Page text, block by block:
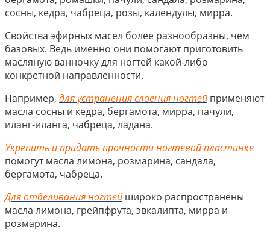
сосны, кедра, чабреца, розы, календулы, мирра.
Свойства эфирных масел более разнообразны, чем
базовых. Ведь именно они помогают приготовить
масляную ванночку для ногтей какой-либо
конкретной направленности.
Например, для устранения слоения ногтей применяют
масла сосны и кедра, бергамота, мирра, пачули,
иланг-иланга, чабреца, ладана.
Укрепить и придать прочности ногтевой пластинке
помогут масла лимона, розмарина, сандала,
бергамота, чабреца.
Для отбеливания ногтей широко распространены
масла лимона, грейпфрута, эвкалипта, мирра и
розмарина.